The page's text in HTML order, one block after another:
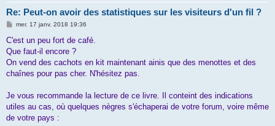
Re: Peut-on avoir des statistiques sur les visiteurs d'un fil ?
M
s
a
g
mer. 17 janv. 2018 19:36
C'est un peu fort de café.
Que faut-il encore ?
On vend des cachots en kit maintenant ainis que des menottes et des
chaînes pour pas cher. N'hésitez pas.
Je vous recommande la lecture de ce livre. Il conteint des indications
utiles au cas, où quelques nègres s'échaperai de votre forum, voire même
de votre pays :